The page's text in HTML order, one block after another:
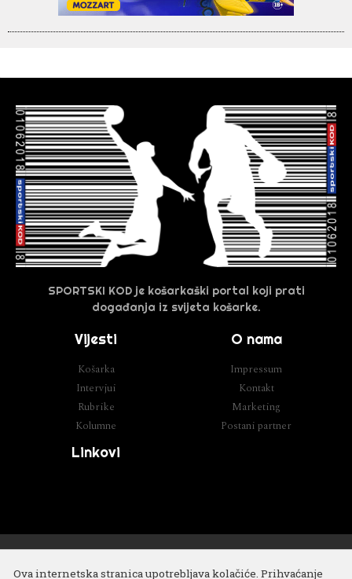
Ova internetska stranica upotrebljava kolačiće. Prihvaćanje
SPORTSKI KOD je košarkaški portal koji prati
događanja iz svijeta košarke.
Vijesti
Košarka
Intervjui
Rubrike
Kolumne
O nama
Impressum
Kontakt
Marketing
Postani partner
Linkovi